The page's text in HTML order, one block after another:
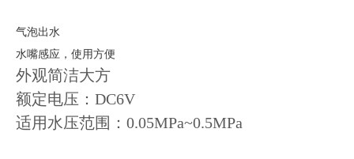
气泡出水
水嘴感应，使用方便
外观简洁大方
额定电压：DC6V
适用水压范围：0.05MPa~0.5MPa